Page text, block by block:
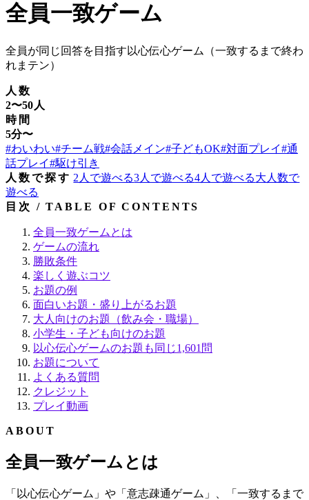
全員一致ゲーム
全員が同じ回答を目指す以心伝心ゲーム（一致するまで終わ
れまテン）
人数
2〜50人
時間
5分〜
#わいわい#チーム戦#会話メイン#子どもOK#対面プレイ#通
話プレイ#駆け引き
人数で探す 2人で遊べる3人で遊べる4人で遊べる大人数で
遊べる
目次 / TABLE OF CONTENTS
全員一致ゲームとは
ゲームの流れ
勝敗条件
楽しく遊ぶコツ
お題の例
面白いお題・盛り上がるお題
大人向けのお題（飲み会・職場）
小学生・子ども向けのお題
以心伝心ゲームのお題も同じ1,601問
お題について
よくある質問
クレジット
プレイ動画
ABOUT
全員一致ゲームとは
「以心伝心ゲーム」や「意志疎通ゲーム」、「一致するまで